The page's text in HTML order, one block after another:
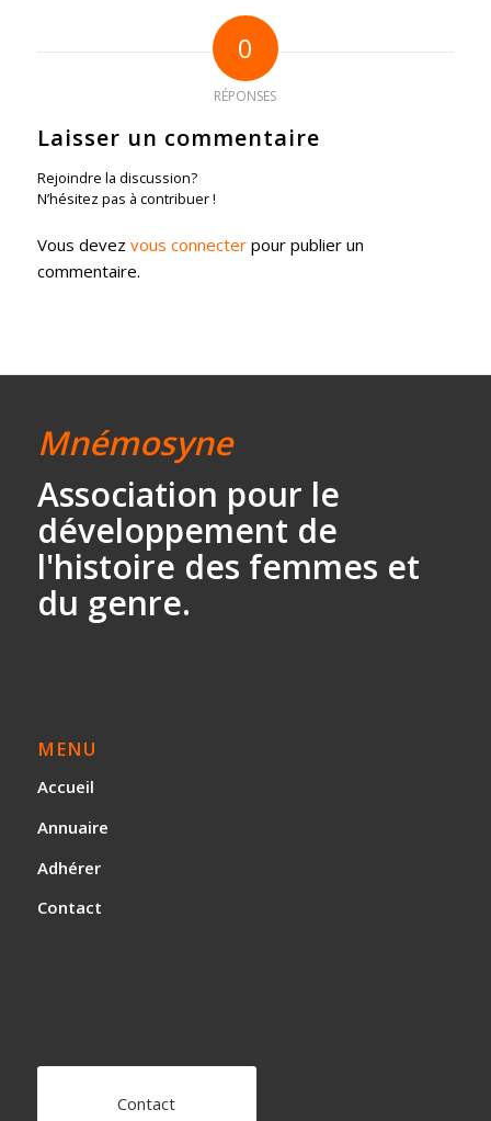
0
RÉPONSES
Laisser un commentaire
Rejoindre la discussion?
N’hésitez pas à contribuer !
Vous devez vous connecterpour publier un
commentaire.
Mnémosyne
Association pour le
développement de
l'histoire des femmes et
du genre.
MENU
Accueil
Annuaire
Adhérer
Contact
Contact